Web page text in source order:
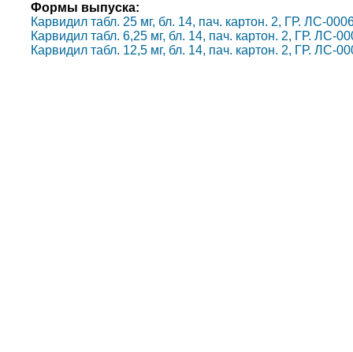
Формы выпуска:
Карвидил табл. 25 мг, бл. 14, пач. картон. 2, ГР. ЛС-
Карвидил табл. 6,25 мг, бл. 14, пач. картон. 2, ГР. ЛС-
Карвидил табл. 12,5 мг, бл. 14, пач. картон. 2, ГР. ЛС-